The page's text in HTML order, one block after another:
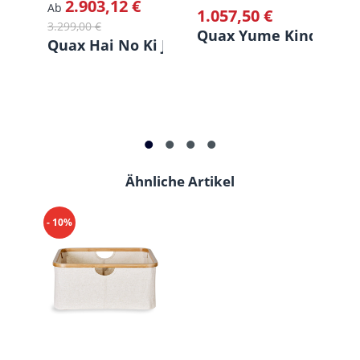
Verkaufspreis:
Ab 2.903,12 €
3.299,00 €
Quax Hai No Ki Jugendzimmer
Regulärer Preis:
1.057,50 €
Quax Yume
Produktgalerie überspringen
Ähnliche Artikel
- 10%